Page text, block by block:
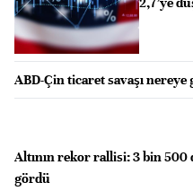
ABD-Çin ticaret savaşı
Altının rekor rallisi: 3 bin 500
gördü